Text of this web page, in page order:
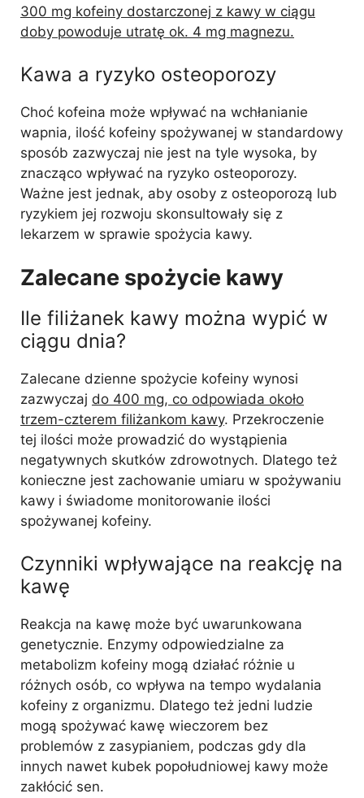
300 mg kofeiny dostarczonej z kawy w ciągu
doby powoduje utratę ok. 4 mg magnezu.
Kawa a ryzyko osteoporozy
Choć kofeina może wpływać na wchłanianie
wapnia, ilość kofeiny spożywanej w standardowy
sposób zazwyczaj nie jest na tyle wysoka, by
znacząco wpływać na ryzyko osteoporozy.
Ważne jest jednak, aby osoby z osteoporozą lub
ryzykiem jej rozwoju skonsultowały się z
lekarzem w sprawie spożycia kawy.
Zalecane spożycie kawy
Ile filiżanek kawy można wypić w
ciągu dnia?
Zalecane dzienne spożycie kofeiny wynosi
zazwyczaj do 400 mg, co odpowiada około
trzem-czterem filiżankom kawy. Przekroczenie
tej ilości może prowadzić do wystąpienia
negatywnych skutków zdrowotnych. Dlatego też
konieczne jest zachowanie umiaru w spożywaniu
kawy i świadome monitorowanie ilości
spożywanej kofeiny.
Czynniki wpływające na reakcję na
kawę
Reakcja na kawę może być uwarunkowana
genetycznie. Enzymy odpowiedzialne za
metabolizm kofeiny mogą działać różnie u
różnych osób, co wpływa na tempo wydalania
kofeiny z organizmu. Dlatego też jedni ludzie
mogą spożywać kawę wieczorem bez
problemów z zasypianiem, podczas gdy dla
innych nawet kubek popołudniowej kawy może
zakłócić sen.